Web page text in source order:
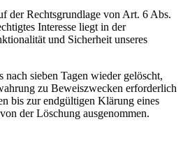
der Rechtsgrundlage von Art. 6 Abs.
Interesse liegt in der
und Sicherheit unseres
nach sieben Tagen wieder gelöscht,
zu Beweiszwecken erforderlich
bis zur endgültigen Klärung eines
der Löschung ausgenommen.